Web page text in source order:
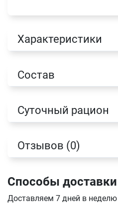
Характеристики
Состав
Суточный рацион
Отзывов (0)
Способы доставки
Доставляем 7 дней в неделю
Имя